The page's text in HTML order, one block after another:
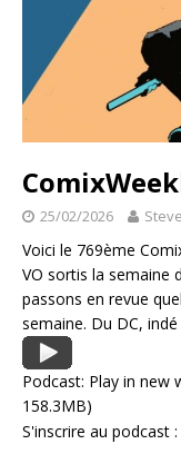
25/02/2026 Steve
Voici le 769ème
VO sortis la semaine
passons en revue
semaine. Du DC,
Podcast: Play in new
158.3MB)
S'inscrire au podcast :